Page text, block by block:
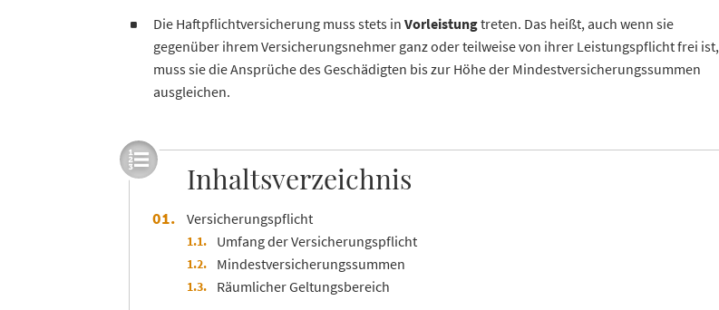
Die Haftpflichtversicherung muss stets inVorleistungtreten. Das heißt, auch wenn sie
gegenüber ihrem Versicherungsnehmer ganz oder teilweise von ihrer Leistungspflicht frei ist,
muss sie die Ansprüche des Geschädigten bis zur Höhe der Mindestversicherungssummen
ausgleichen.
Inhaltsverzeichnis
Versicherungspflicht
Umfang der Versicherungspflicht
Mindestversicherungssummen
Räumlicher Geltungsbereich